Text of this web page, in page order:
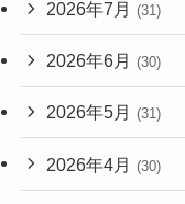
2026年7月 (31)
2026年6月 (30)
2026年5月 (31)
2026年4月 (30)